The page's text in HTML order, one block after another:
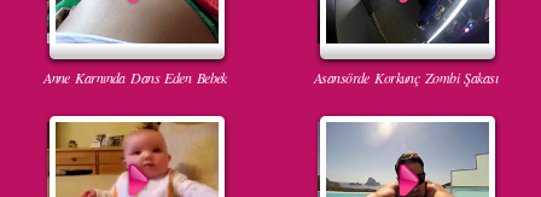
Anne Karnında Dans Eden Bebek Asansörde Korkunç Zombi Şakası